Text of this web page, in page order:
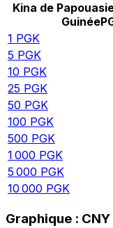
Kina de
Guinée
1 PGK
5 PGK
10 PGK
25 PGK
50 PGK
100 PGK
500 PGK
1 000 PGK
5 000 PGK
10 000 PGK
Graphique :